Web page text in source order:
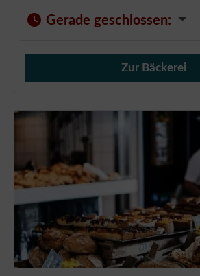
Gerade geschlossen:
Verkauf von Brötchen,
Zur Bäckerei